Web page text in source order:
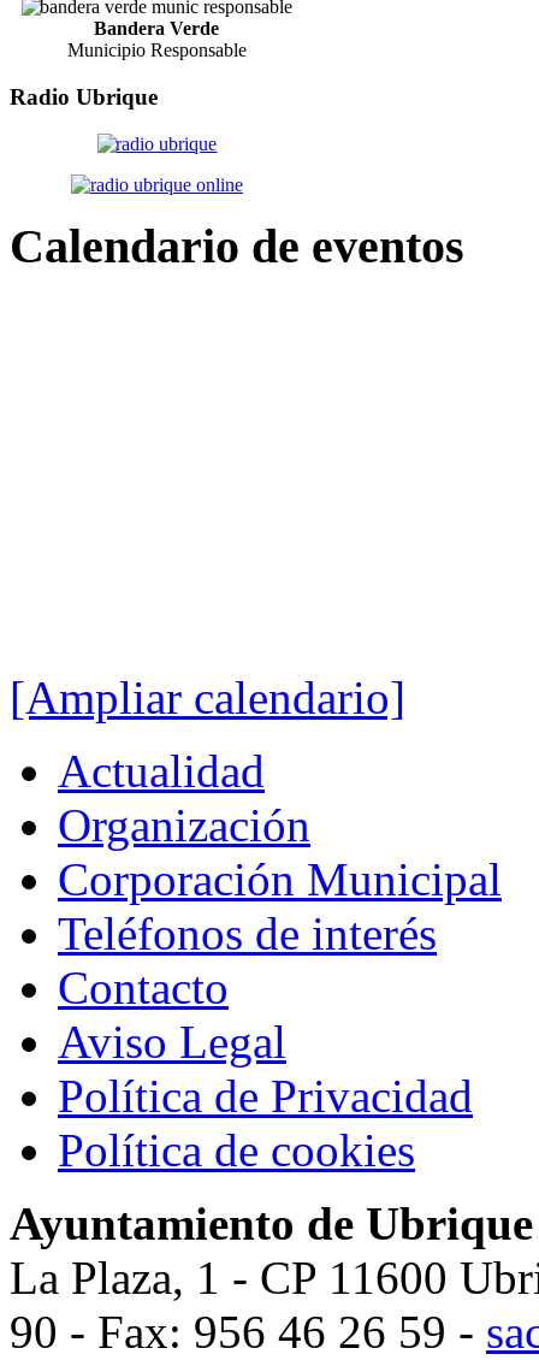
Bandera Verde
Municipio Responsable
Radio Ubrique
Calendario de eventos
[Ampliar calendario]
Actualidad
Organización
Corporación Municipal
Teléfonos de interés
Contacto
Aviso Legal
Política de Privacidad
Política de cookies
Ayuntamiento de Ubrique
La Plaza, 1 - CP 11600
90 - Fax: 956 46 26 59 -